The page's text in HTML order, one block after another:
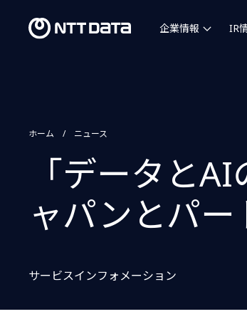
企業情報 IR
ホーム ニュース
「データと
ャパンとパ
サービスインフォメーション